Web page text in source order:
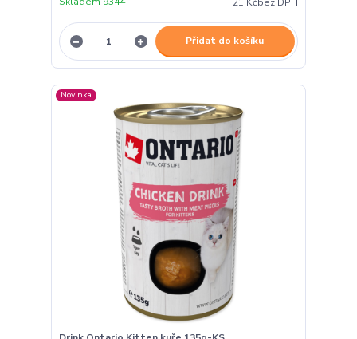
21 Kčbez DPH
Přidat do košíku
Novinka